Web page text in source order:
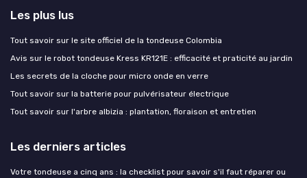
Les plus lus
Tout savoir sur le site officiel de la tondeuse Colombia
Avis sur le robot tondeuse Kress KR121E : efficacité et praticité au jardin
Les secrets de la cloche pour micro onde en verre
Tout savoir sur la batterie pour pulvérisateur électrique
Tout savoir sur l'arbre albizia : plantation, floraison et entretien
Les derniers articles
Votre tondeuse a cinq ans : la checklist pour savoir s'il faut réparer ou